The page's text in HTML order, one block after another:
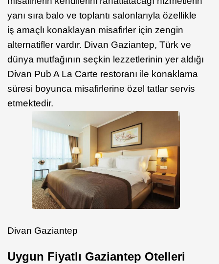
yanı sıra balo ve toplantı salonlarıyla özellikle
iş amaçlı konaklayan misafirler için zengin
alternatifler vardır. Divan Gaziantep, Türk ve
dünya mutfağının seçkin lezzetlerinin yer aldığı
Divan Pub A La Carte restoranı ile konaklama
süresi boyunca misafirlerine özel tatlar servis
etmektedir.
Divan Gaziantep
Uygun Fiyatlı Gaziantep Otelleri